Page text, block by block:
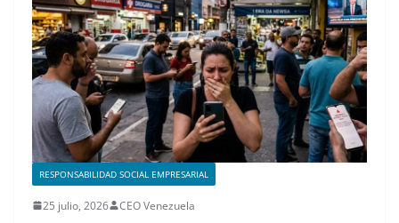
RESPONSABILIDAD SOCIAL EMPRESARIAL
25 julio, 2026 CEO Venezuela